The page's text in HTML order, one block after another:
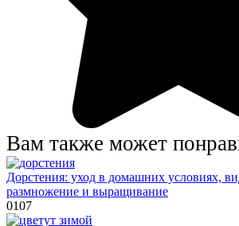
Вам также может
Дорстения: уход в домашних условиях,
размножение и выращивание
0107